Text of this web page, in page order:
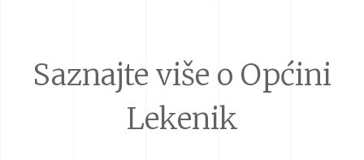
Saznajte više o Općini
Lekenik